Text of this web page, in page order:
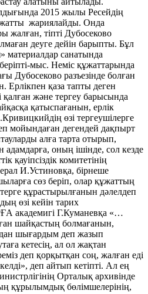
2015 жылы Ресейдің
жариялайды. Онда
жалған, тіпті Дубосеково
деуге дейін барыпты. Бұл
санатында
мыс. Неміс құжаттарында
Дубосеково разъезінде болған
Ерлікпен қаза тапты деген
қалған және тергеу барысында
қатыспағанын, ерлік
өзі тергеушілерге
мойындаған дегендей дақпырт
алға тарта отырып,
адамдарға, оның ішінде, сол кезде
қауіпсіздік комитетінің
И.Устиновқа, бірнеше
сөз беріп, олар құжаттың
құрастырылғанын дәлелдеп
өзі кейін тарих
академигі Г.Куманевқа «…
шайқастың болмағанын,
шығардым деп жазып
кетесің, ал ол жақтан
деп қорқытқан соң, жалған еді
деп айтып кетіпті. Ал ең
Орталық архивінде
құрылымдық бөлімшелерінің,